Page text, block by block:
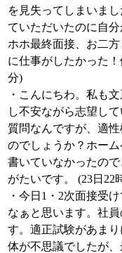
を見失ってしまいま
ていただいたのに自
ホホ最終面接、お二
に仕事がしたかった
分)
・こんにちわ。私も
し不安ながら志望し
質問なんですが、適
のでしょうか？ホー
書いていなかったの
がたいです。 (23日22
・今日1・2次面接受
なぁと思います。社
す。適正試験があま
体が不思議でしたが